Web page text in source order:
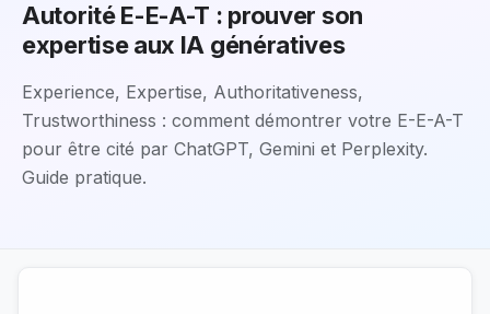
Autorité E-E-A-T : prouver son
expertise aux IA génératives
Experience, Expertise, Authoritativeness,
Trustworthiness : comment démontrer votre E-E-A-T
pour être cité par ChatGPT, Gemini et Perplexity.
Guide pratique.